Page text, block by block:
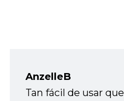
AnzelleB
Tan fácil de usar que